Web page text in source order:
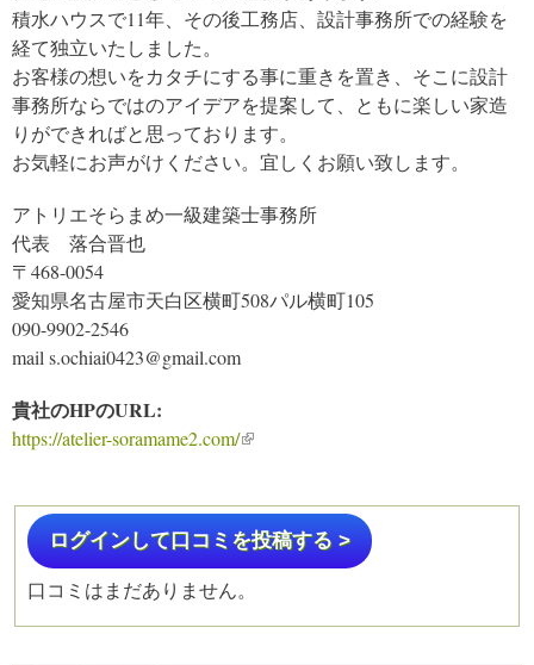
積水ハウスで11年、その後工務店、設計事務所での経験を
経て独立いたしました。
お客様の想いをカタチにする事に重きを置き、そこに設計
事務所ならではのアイデアを提案して、ともに楽しい家造
りができればと思っております。
お気軽にお声がけください。宜しくお願い致します。
アトリエそらまめ一級建築士事務所
代表 落合晋也
〒468-0054
愛知県名古屋市天白区横町508パル横町105
090-9902-2546
mail s.ochiai0423@gmail.com
貴社のHPのURL:
https://atelier-soramame2.com/(link is external)
ログインして口コミを投稿する >
口コミはまだありません。